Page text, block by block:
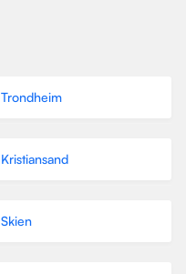
Trondheim
Kristiansand
Skien